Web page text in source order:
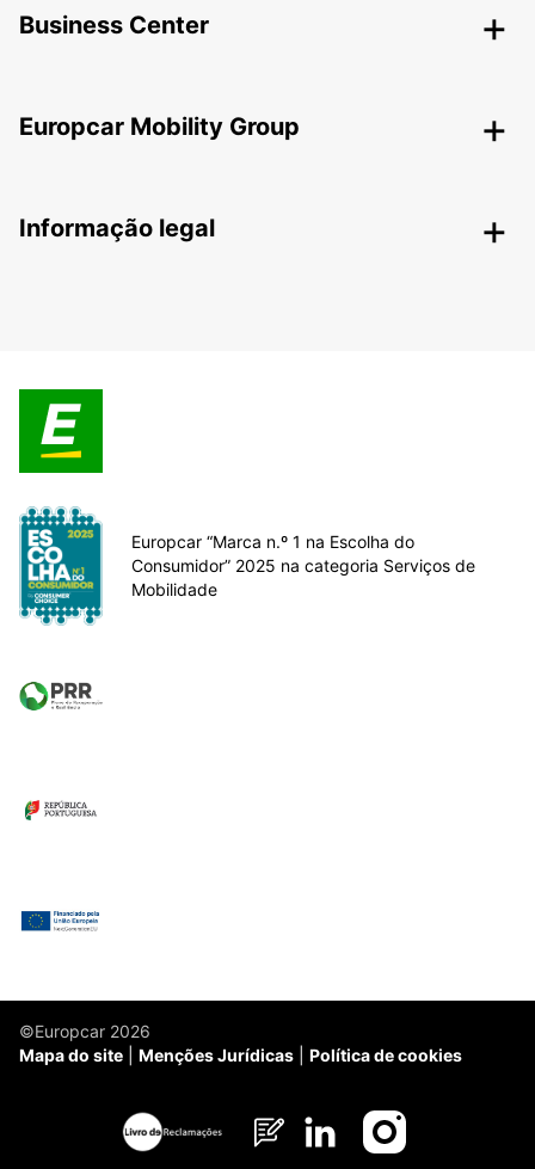
Business Center
Europcar Mobility Group
Informação legal
Europcar “Marca n.º 1 na Escolha do
Consumidor” 2025 na categoria Serviços de
Mobilidade
©Europcar 2026
Mapa do site
Menções Jurídicas Política de cookies